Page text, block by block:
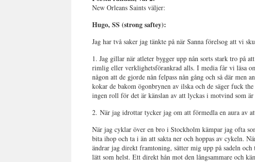
New Orleans Saints väljer:
Hugo, SS (strong saftey):
Jag har två saker jag tänkte på när Sanna förelsog att vi
1. Jag gillar när atleter bygger upp nån sorts stark tro på
rimlig eller verklighetsförankrad alls. I media får vi läsa
någon att de gjorde nån felpass nån gång och så där men
kokar de bakom ögonbrynen av ilska och de säger fuck
ingen roll för det är känslan av att lyckas i motvind som
2. När jag idrottar tycker jag om att förmedla en aura av
När jag cyklar över en bro i Stockholm kämpar jag ofta
bita ihop och ta i än att sakta ner och hoppas av cykeln.
ändrar jag direkt framtoning, sätter mig upp på sadeln
lätt som helst. Ett direkt hån mot den långsammare och